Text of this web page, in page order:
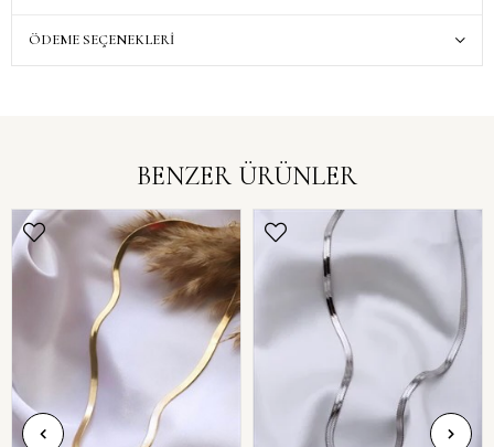
hızına bağlı olarak 1-3 iş günü içinde size ulaşacaktır.
ÖDEME SEÇENEKLERI
BENZER ÜRÜNLER